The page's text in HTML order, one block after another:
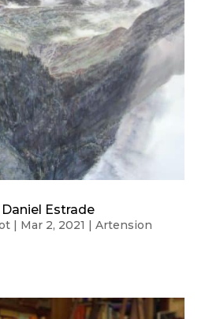
Estrade
| Mar 2, 2021 | Artension